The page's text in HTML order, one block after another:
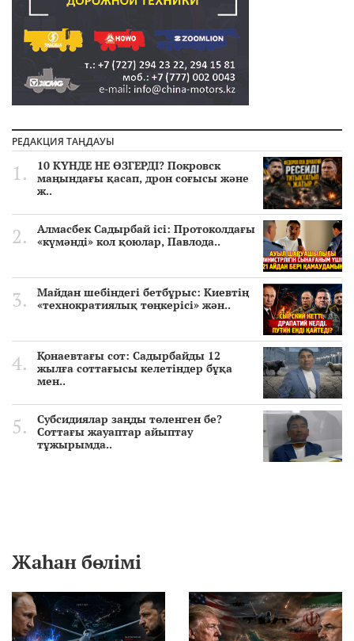
РЕДАКЦИЯ ТАҢДАУЫ
10 КҮНДЕ НЕ ӨЗГЕРДІ? Покровск
маңындағы қасап, дрон соғысы және
ж..
Алмасбек Садырбай ісі: Протоколдағы
«күмәнді» кол қоюлар, Павлода..
Майдан шебіндегі бетбұрыс: Киевтің
«технократиялық төңкерісі» жән..
Қонаевтағы сот: Садырбайды 12
жылға соттағысы келетіндер бұқа
мен..
Субсидиялар заңды төленген бе?
Соттағы жауаптар айыптау
тұжырымда..
Жаһан бөлімі